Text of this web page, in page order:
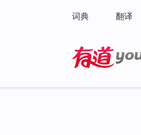
词典 翻译